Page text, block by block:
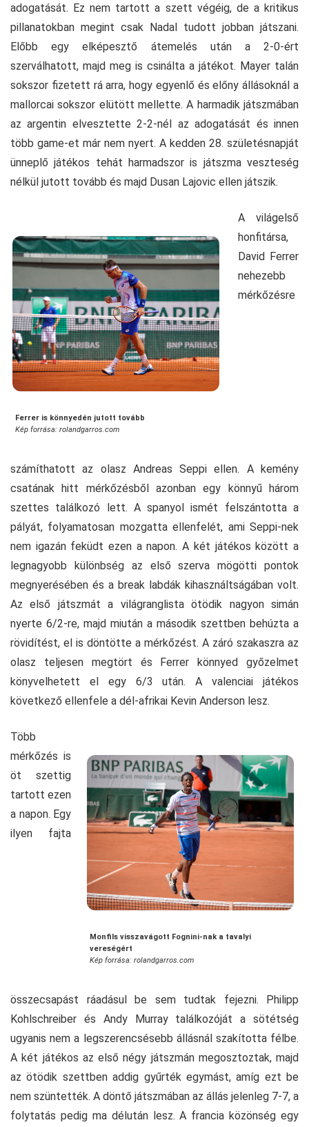
adogatását. Ez nem tartott a szett végéig, de a kritikus
pillanatokban megint csak Nadal tudott jobban játszani.
Előbb egy elképesztő átemelés után a 2-0-ért
szerválhatott, majd meg is csinálta a játékot. Mayer talán
sokszor fizetett rá arra, hogy egyenlő és előny állásoknál a
mallorcai sokszor elütött mellette. A harmadik játszmában
az argentin elvesztette 2-2-nél az adogatását és innen
több game-et már nem nyert. A kedden 28. születésnapját
ünneplő játékos tehát harmadszor is játszma veszteség
nélkül jutott tovább és majd Dusan Lajovic ellen játszik.
Ferrer is könnyedén jutott tovább
Kép forrása: rolandgarros.com
A világelső
honfitársa,
David Ferrer
nehezebb
mérkőzésre
számíthatott az olasz Andreas Seppi ellen. A kemény
csatának hitt mérkőzésből azonban egy könnyű három
szettes találkozó lett. A spanyol ismét felszántotta a
pályát, folyamatosan mozgatta ellenfelét, ami Seppi-nek
nem igazán feküdt ezen a napon. A két játékos között a
legnagyobb különbség az első szerva mögötti pontok
megnyerésében és a break labdák kihasználtságában volt.
Az első játszmát a világranglista ötödik nagyon simán
nyerte 6/2-re, majd miután a második szettben behúzta a
rövidítést, el is döntötte a mérkőzést. A záró szakaszra az
olasz teljesen megtört és Ferrer könnyed győzelmet
könyvelhetett el egy 6/3 után. A valenciai játékos
következő ellenfele a dél-afrikai Kevin Anderson lesz.
Monfils visszavágott Fognini-nak a tavalyi
vereségért
Kép forrása: rolandgarros.com
Több
mérkőzés is
öt szettig
tartott ezen
a napon. Egy
ilyen fajta
összecsapást ráadásul be sem tudtak fejezni. Philipp
Kohlschreiber és Andy Murray találkozóját a sötétség
ugyanis nem a legszerencsésebb állásnál szakította félbe.
A két játékos az első négy játszmán megosztoztak, majd
az ötödik szettben addig gyűrték egymást, amíg ezt be
nem szüntették. A döntő játszmában az állás jelenleg 7-7, a
folytatás pedig ma délután lesz. A francia közönség egy